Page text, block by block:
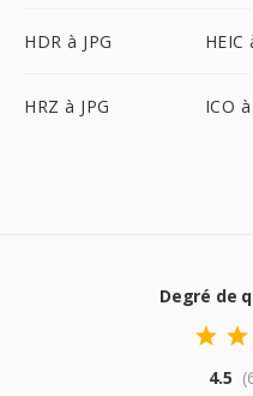
HDR à JPG HEIC
HRZ à JPG ICO à
Degré de
4.5